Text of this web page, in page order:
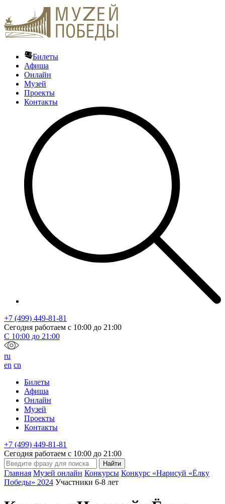
Билеты
Афиша
Онлайн
Музей
Проекты
Контакты
+7 (499) 449-81-81
Сегодня работаем с 10:00 до 21:00
С 10:00 до 21:00
ru
en cn
Билеты
Афиша
Онлайн
Музей
Проекты
Контакты
+7 (499) 449-81-81
Сегодня работаем с 10:00 до 21:00
Главная Музей онлайн Конкурсы Конкурс «Нарисуй «Ёлку
Победы» 2024 Участники 6-8 лет